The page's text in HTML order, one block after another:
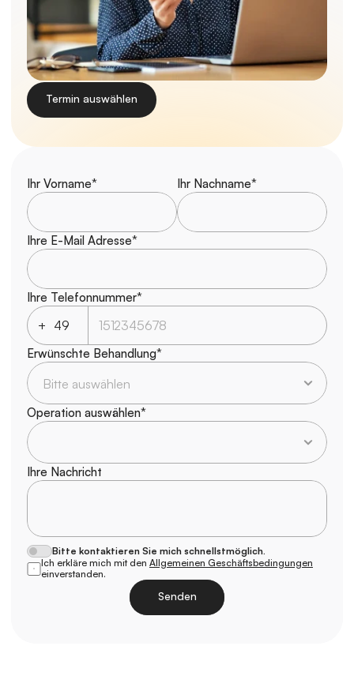
Termin auswählen
Ihr Vorname* Ihr Nachname*
Ihre E-Mail Adresse*
Ihre Telefonnummer*
+
Erwünschte Behandlung*
Operation auswählen*
Ihre Nachricht
Bitte kontaktieren Sie mich schnellstmöglich.
Ich erkläre mich mit den Allgemeinen Geschäftsbedingungen
einverstanden.
Laden
Senden